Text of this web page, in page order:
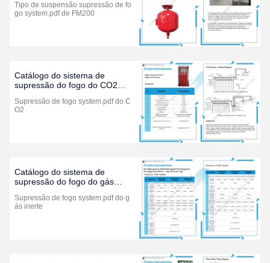
2021)
Tipo de suspensão supressão de fo
go system.pdf de FM200
Catálogo do sistema de
supressão do fogo do CO2
Supressão de fogo system.pdf do C
O2
Catálogo do sistema de
supressão do fogo do gás
(edição 2021)
Supressão de fogo system.pdf do g
ás inerte